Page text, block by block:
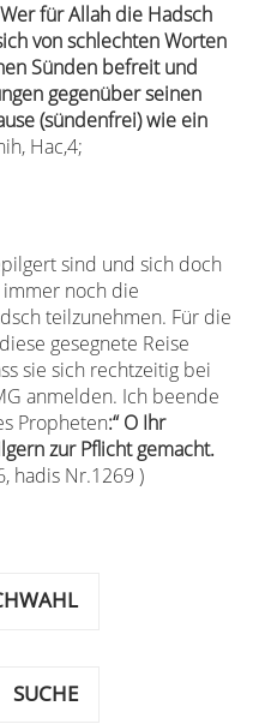
Wer für Allah die Hadsch
von schlechten Worten
Sünden befreit und
gegenüber seinen
(sündenfrei) wie ein
Hac,4;
sind und sich doch
noch die
teilzunehmen. Für die
gesegnete Reise
sie sich rechtzeitig bei
anmelden. Ich beende
Propheten:“ O Ihr
zur Pflicht gemacht.
hadis Nr.1269 )
SUCHE